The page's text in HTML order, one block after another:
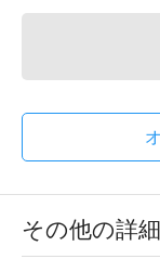
その他の詳